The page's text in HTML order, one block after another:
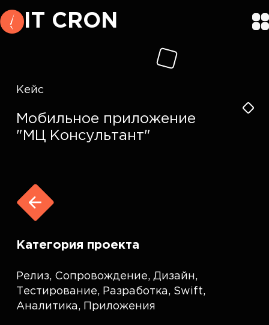
IT CRON
Кейс
Мобильное приложение
"МЦ Консультант"
Категория проекта
Релиз, Сопровождение, Дизайн,
Тестирование, Разработка, Swift,
Аналитика, Приложения